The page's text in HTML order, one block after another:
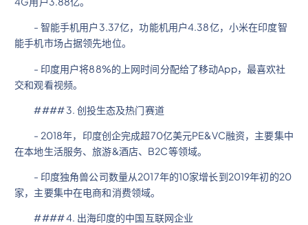
- 智能手机用户3.37亿，功能机用户4.38亿，小米在印度智
能手机市场占据领先地位。
- 印度用户将88%的上网时间分配给了移动App，最喜欢社
交和观看视频。
#### 3. 创投生态及热门赛道
- 2018年，印度创企完成超70亿美元PE&VC融资，主要集中
在本地生活服务、旅游&酒店、B2C等领域。
- 印度独角兽公司数量从2017年的10家增长到2019年初的20
家，主要集中在电商和消费领域。
#### 4. 出海印度的中国互联网企业